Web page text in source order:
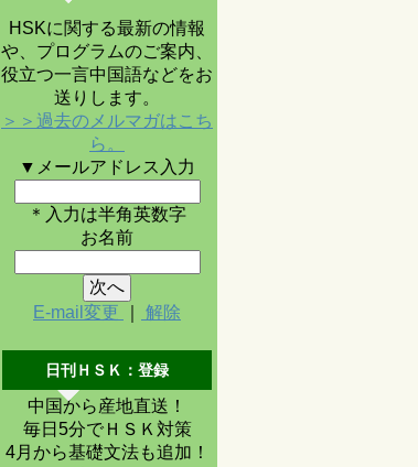
HSKに関する最新の情報
や、プログラムのご案内、
役立つ一言中国語などをお
送りします。
＞＞過去のメルマガはこち
ら。
▼メールアドレス入力
＊入力は半角英数字
お名前
E-mail変更 解除
日刊ＨＳＫ：登録
中国から産地直送！
毎日5分でＨＳＫ対策
4月から基礎文法も追加！